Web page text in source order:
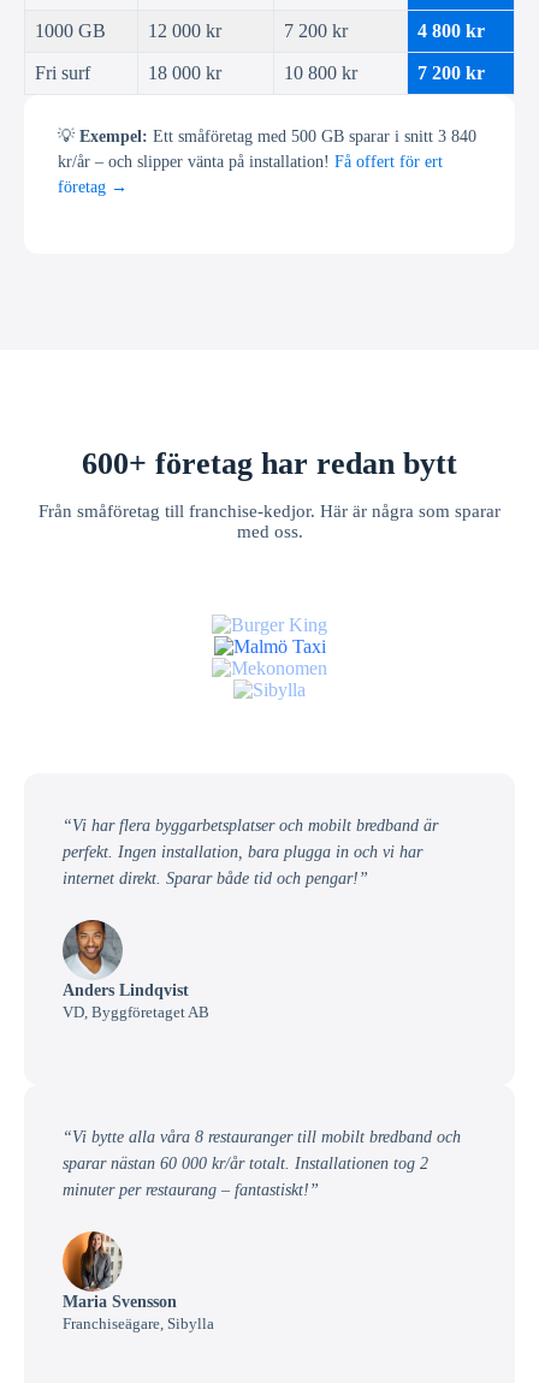
1000 GB 12 000 kr 7 200 kr 4 800 kr
Fri surf 18 000 kr 10 800 kr 7 200 kr
💡Exempel: Ett småföretag med 500 GB sparar i snitt 3 840
kr/år – och slipper vänta på installation! Få offert för ert
företag →
600+ företag har redan bytt
Från småföretag till franchise-kedjor. Här är några som sparar
med oss.
“Vi har flera byggarbetsplatser och mobilt bredband är
perfekt. Ingen installation, bara plugga in och vi har
internet direkt. Sparar både tid och pengar!”
Anders Lindqvist
VD, Byggföretaget AB
“Vi bytte alla våra 8 restauranger till mobilt bredband och
sparar nästan 60 000 kr/år totalt. Installationen tog 2
minuter per restaurang – fantastiskt!”
Maria Svensson
Franchiseägare, Sibylla